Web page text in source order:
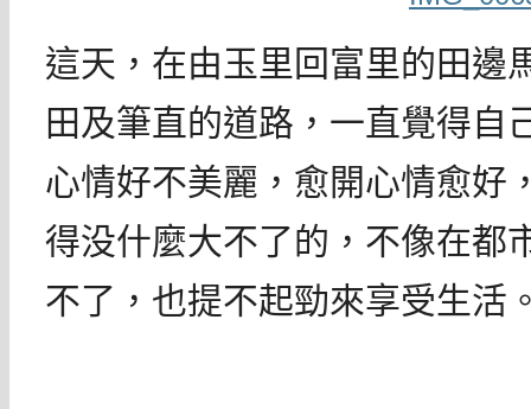
這天，在由玉里回富里的田邊
田及筆直的道路，一直覺得自
心情好不美麗，愈開心情愈好
得没什麼大不了的，不像在都
不了，也提不起勁來享受生活